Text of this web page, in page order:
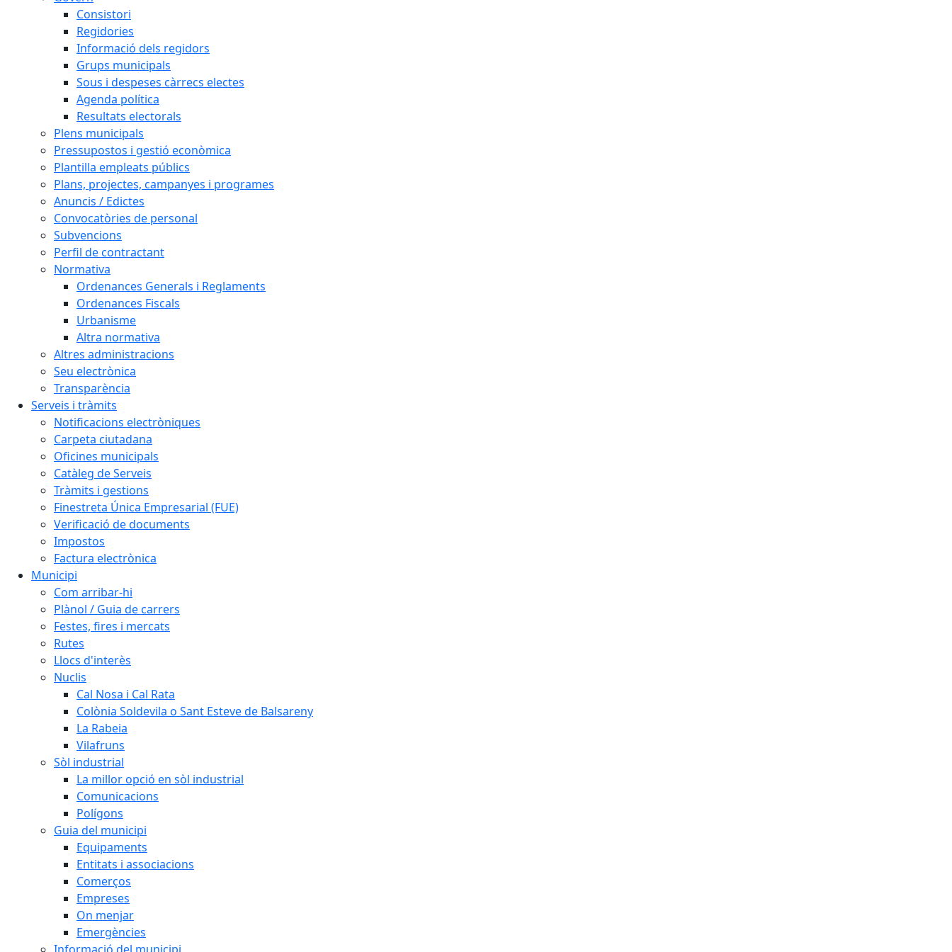
Consistori
Regidories
Informació dels regidors
Grups municipals
Sous i despeses càrrecs electes
Agenda política
Resultats electorals
Plens municipals
Pressupostos i gestió econòmica
Plantilla empleats públics
Plans, projectes, campanyes i programes
Anuncis / Edictes
Convocatòries de personal
Subvencions
Perfil de contractant
Normativa
Ordenances Generals i Reglaments
Ordenances Fiscals
Urbanisme
Altra normativa
Altres administracions
Seu electrònica
Transparència
Serveis i tràmits
Notificacions electròniques
Carpeta ciutadana
Oficines municipals
Catàleg de Serveis
Tràmits i gestions
Finestreta Única Empresarial (FUE)
Verificació de documents
Impostos
Factura electrònica
Municipi
Com arribar-hi
Plànol / Guia de carrers
Festes, fires i mercats
Rutes
Llocs d'interès
Nuclis
Cal Nosa i Cal Rata
Colònia Soldevila o Sant Esteve de Balsareny
La Rabeia
Vilafruns
Sòl industrial
La millor opció en sòl industrial
Comunicacions
Polígons
Guia del municipi
Equipaments
Entitats i associacions
Comerços
Empreses
On menjar
Emergències